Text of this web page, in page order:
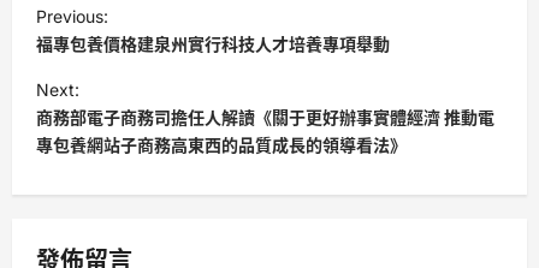
o
s
t
n
a
Previous:
福專包養價格建泉州實行科技人才培養專項舉動
Next:
商務部電子商務司擔任人解讀《關于更好辦事實體經濟 推動電
專包養網站子商務高東西的品質成長的領導看法》
發佈留言